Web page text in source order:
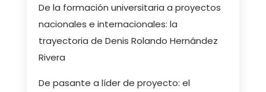
De la formación universitaria a proyectos
nacionales e internacionales: la
trayectoria de Denis Rolando Hernández
Rivera
De pasante a líder de proyecto: el